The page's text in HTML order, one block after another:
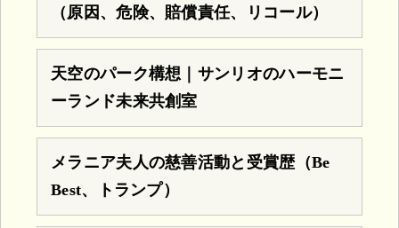
（原因、危険、賠償責任、リコール）
天空のパーク構想｜サンリオのハーモニ
ーランド未来共創室
メラニア夫人の慈善活動と受賞歴（Be
Best、トランプ）